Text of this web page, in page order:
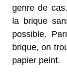
genre de
la brique
possible.
brique, on
papier peint.